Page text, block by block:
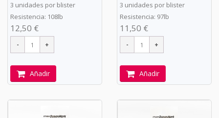
3 unidades por blister
Resistencia: 108lb
12,50 €
Añadir
3 unidades por blister
Resistencia: 97lb
11,50 €
Añadir